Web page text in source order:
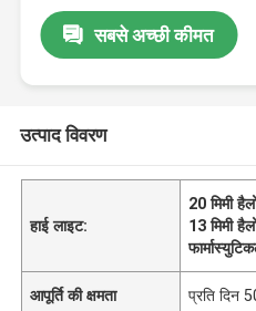
सबसे अच्छी कीमत
उत्पाद विवरण
हाई लाइट:
20 मिमी
13 मिमी
आपूर्ति की क्षमता प्रति दिन